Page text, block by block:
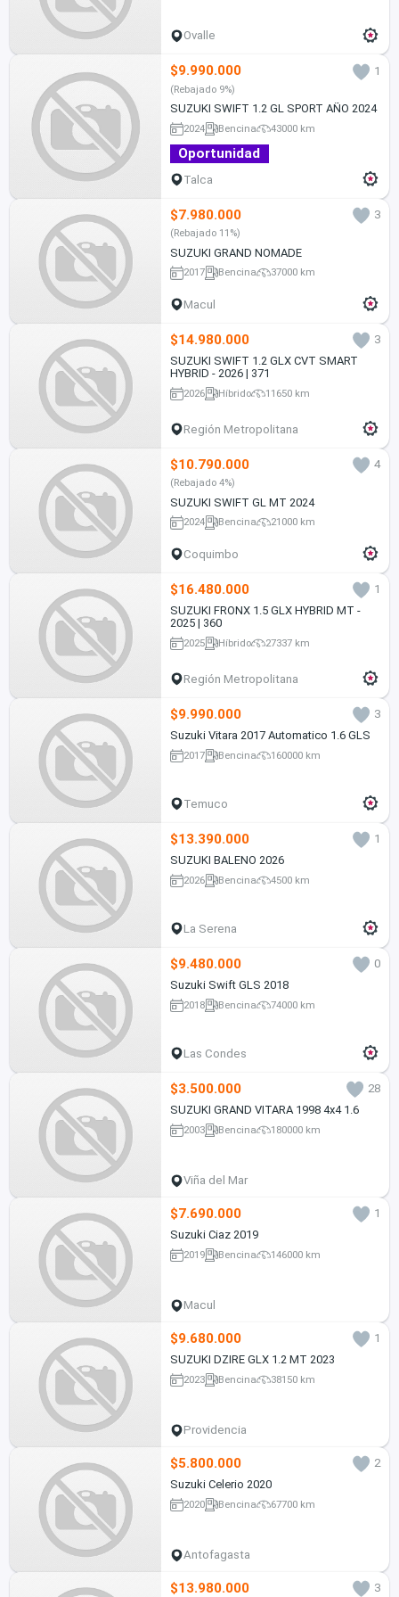
Ovalle
$9.990.000 1
(Rebajado 9%)
SUZUKI SWIFT 1.2 GL SPORT AÑO 2024
2024 Bencina 43000 km
Oportunidad
Talca
$7.980.000 3
(Rebajado 11%)
SUZUKI GRAND NOMADE
2017 Bencina 37000 km
Macul
$14.980.000
3
SUZUKI SWIFT 1.2 GLX CVT SMART
HYBRID - 2026 | 371
2026 Híbrido 11650 km
Región Metropolitana
$10.790.000 4
(Rebajado 4%)
SUZUKI SWIFT GL MT 2024
2024 Bencina 21000 km
Coquimbo
$16.480.000
1
SUZUKI FRONX 1.5 GLX HYBRID MT -
2025 | 360
2025 Híbrido 27337 km
Región Metropolitana
$9.990.000
3
Suzuki Vitara 2017 Automatico 1.6 GLS
2017 Bencina 160000 km
Temuco
$13.390.000
1
SUZUKI BALENO 2026
2026 Bencina 4500 km
La Serena
$9.480.000
0
Suzuki Swift GLS 2018
2018 Bencina 74000 km
Las Condes
$3.500.000
28
SUZUKI GRAND VITARA 1998 4x4 1.6
2003 Bencina 180000 km
Viña del Mar
$7.690.000
1
Suzuki Ciaz 2019
2019 Bencina 146000 km
Macul
$9.680.000
1
SUZUKI DZIRE GLX 1.2 MT 2023
2023 Bencina 38150 km
Providencia
$5.800.000
2
Suzuki Celerio 2020
2020 Bencina 67700 km
Antofagasta
$13.980.000
3